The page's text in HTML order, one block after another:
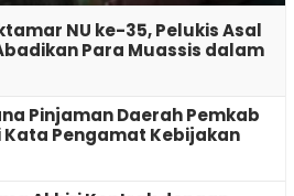
NU ke-35, Pelukis Asal
Para Muassis dalam
Pinjaman Daerah Pemkab
Kata Pengamat Kebijakan